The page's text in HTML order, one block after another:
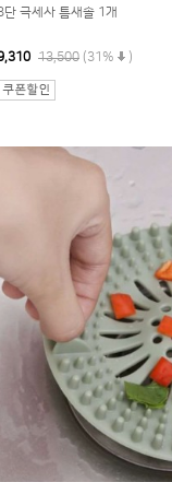
단 극세사 틈새솔 1개
13,500 (31% )